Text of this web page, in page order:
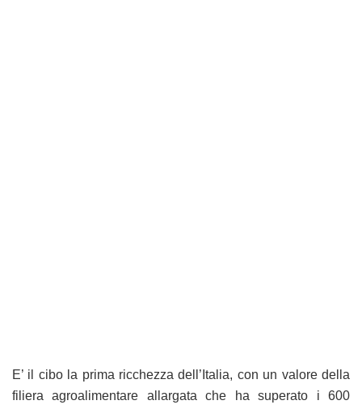
E’ il cibo la prima ricchezza dell’Italia, con un valore della
filiera agroalimentare allargata che ha superato i 600